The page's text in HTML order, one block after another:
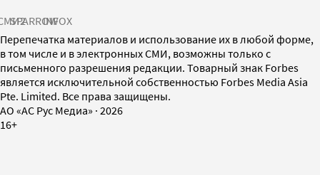
SPARROWINFOX
Перепечатка материалов и использование их в любой форме,
в том числе и в электронных СМИ, возможны только с
письменного разрешения редакции. Товарный знак Forbes
является исключительной собственностью Forbes Media Asia
Pte. Limited. Все права защищены.
AO «АС Рус Медиа» · 2026
16+